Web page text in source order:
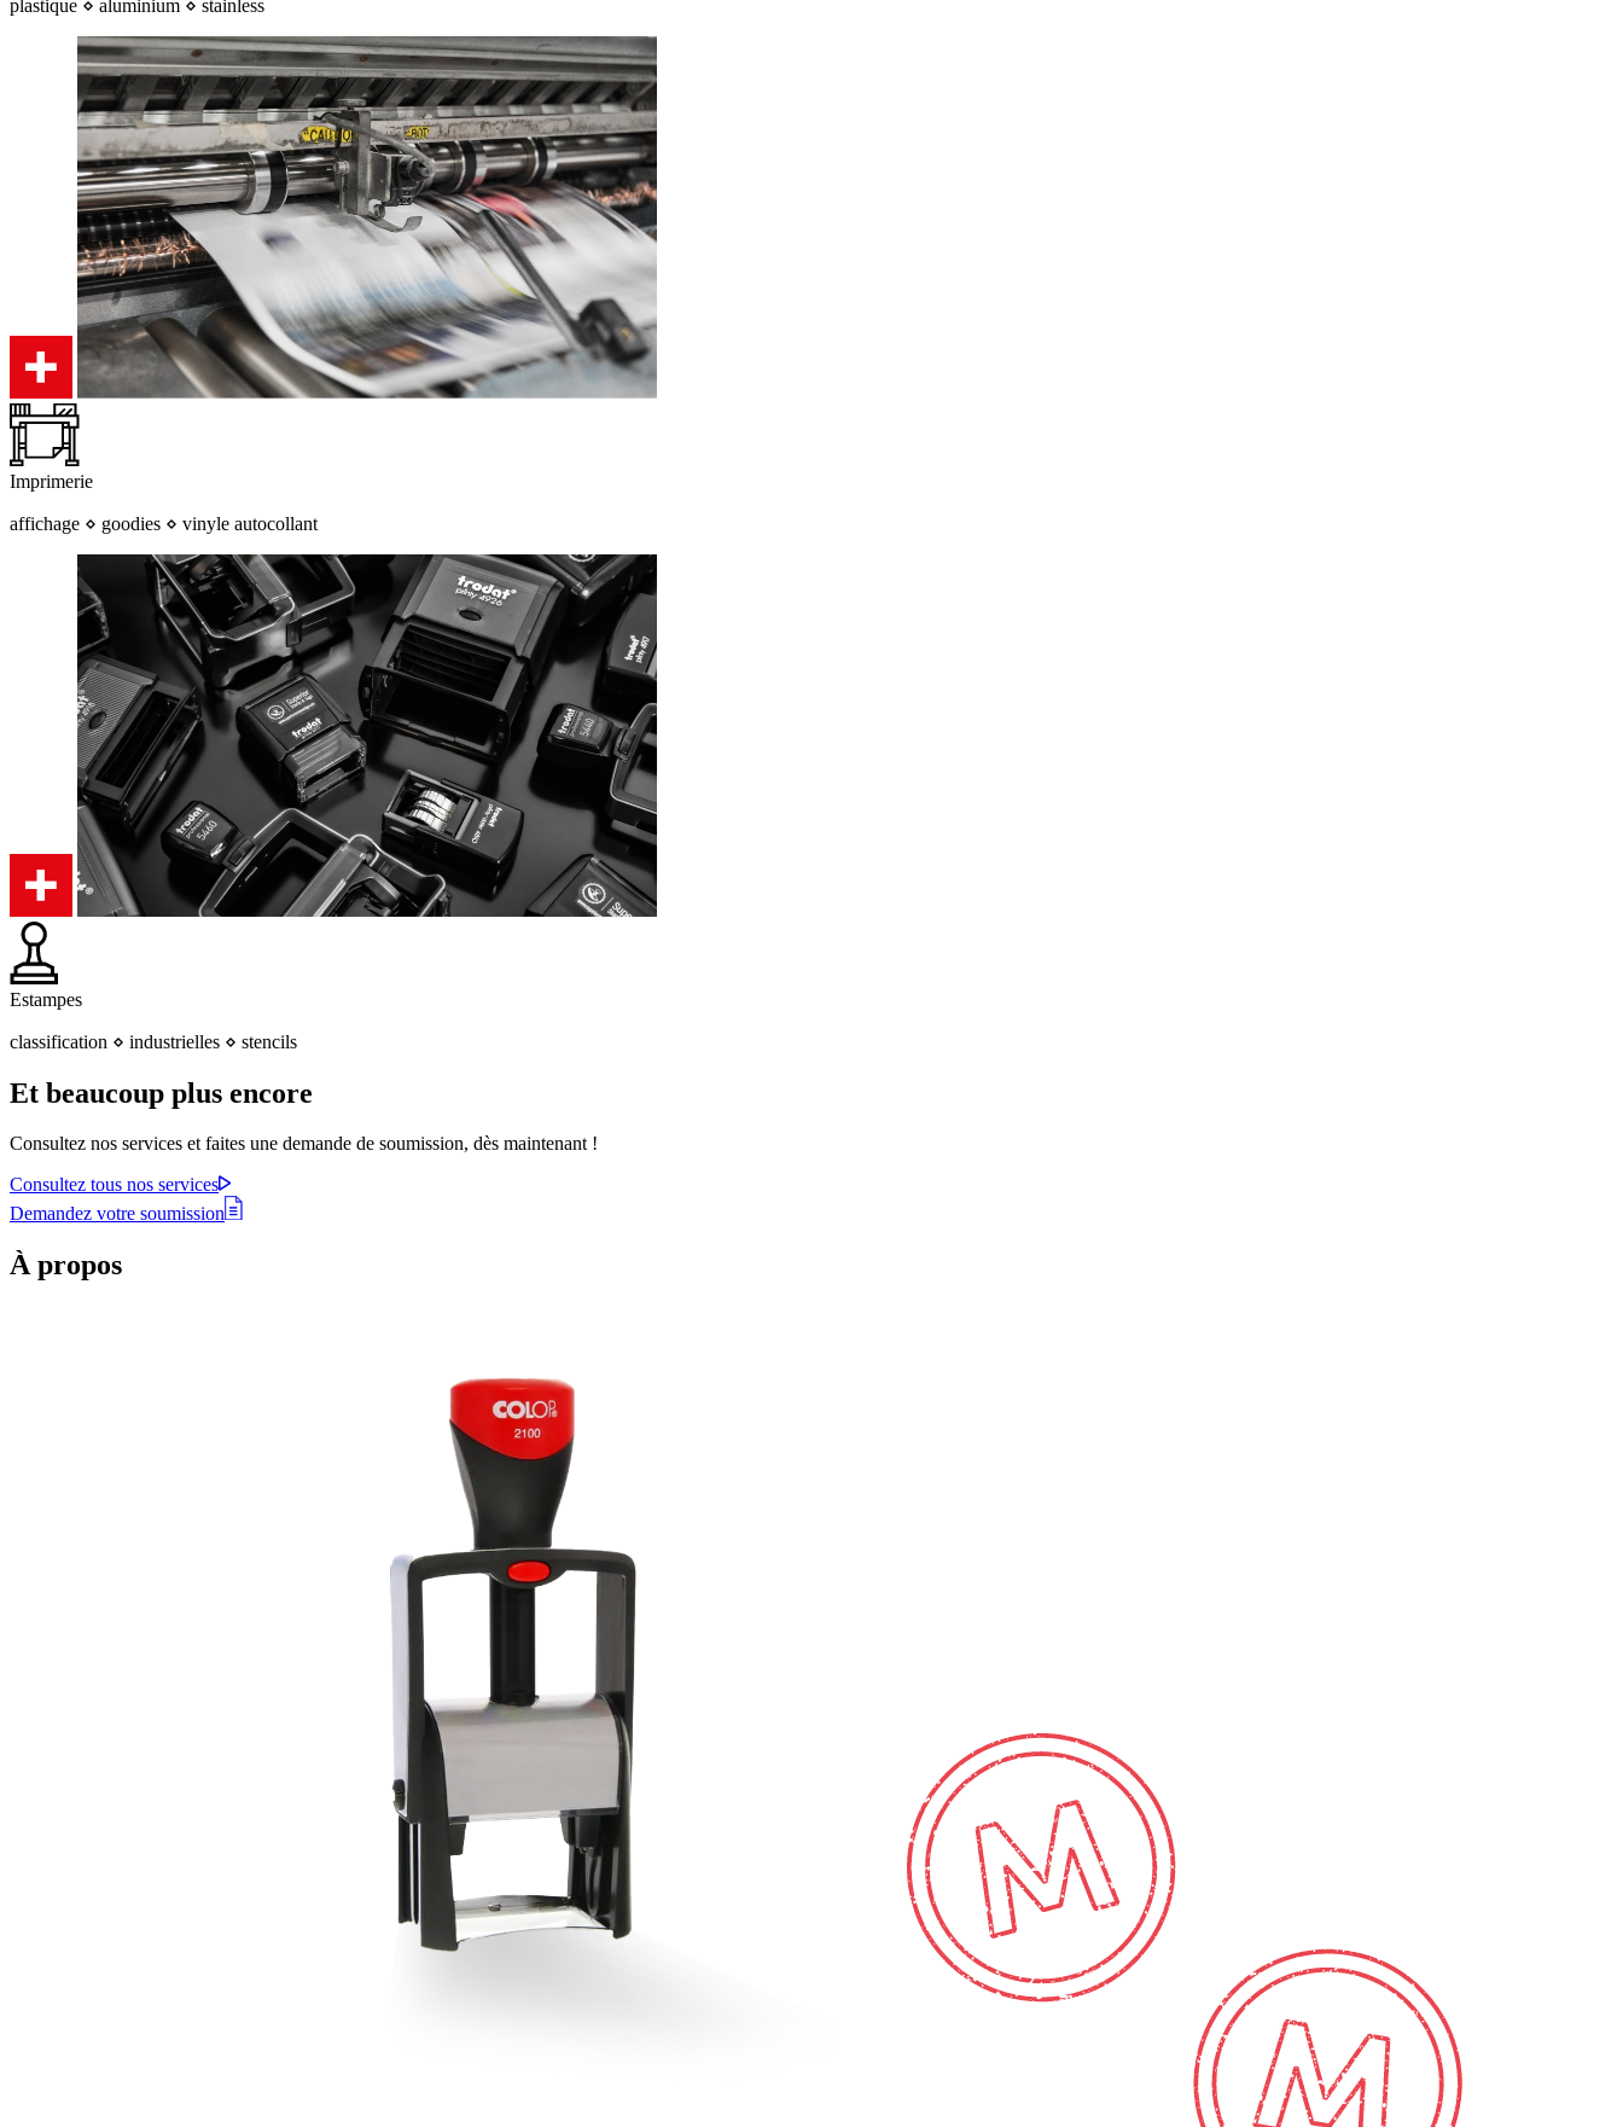
plastique ⋄ aluminium ⋄ stainless
Imprimerie
affichage ⋄ goodies ⋄ vinyle autocollant
Estampes
classification ⋄ industrielles ⋄ stencils
Et beaucoup plus encore
Consultez nos services et faites une demande de soumission, dès maintenant !
Consultez tous nos services
Demandez votre soumission
Àpropos